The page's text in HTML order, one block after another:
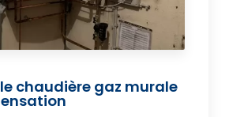
chaudière gaz murale